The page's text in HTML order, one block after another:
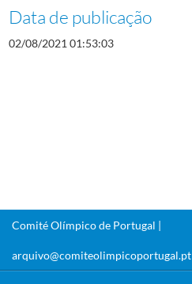
Data de publicação
02/08/2021 01:53:03
Comité Olímpico de Portugal |
arquivo@comiteolimpicoportugal.pt